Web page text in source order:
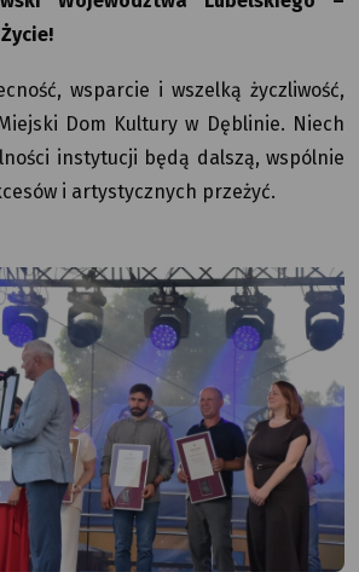
wsparcie i wszelką życzliwość,
Dom Kultury w Dęblinie. Niech
instytucji będą dalszą, wspólnie
i artystycznych przeżyć.